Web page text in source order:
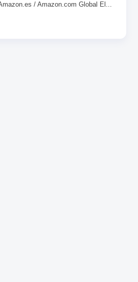
/ Amazon.com Global El...